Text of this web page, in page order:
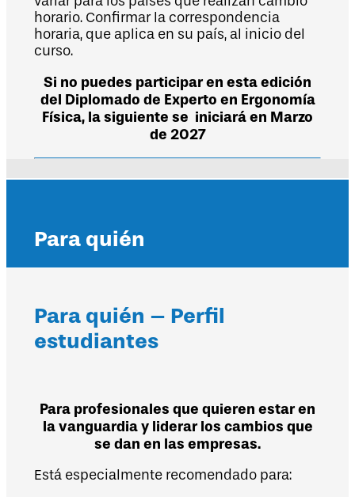
horario. Confirmar la correspondencia
horaria, que aplica en su país, al inicio del
curso.
Si no puedes participar en esta edición
del Diplomado de Experto en Ergonomía
Física, la siguiente se iniciará en Marzo
de 2027
Para quién
Para quién – Perfil
estudiantes
Para profesionales que quieren estar en
la vanguardia y liderar los cambios que
se dan en las empresas.
Está especialmente recomendado para: